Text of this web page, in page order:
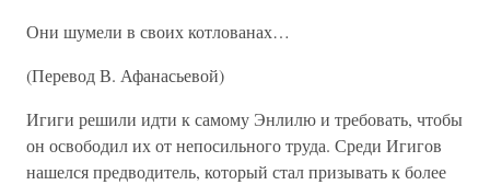
Они шумели в своих котлованах…
(Перевод В. Афанасьевой)
Игиги решили идти к самому Энлилю и требовать, чтобы
он освободил их от непосильного труда. Среди Игигов
нашелся предводитель, который стал призывать к более